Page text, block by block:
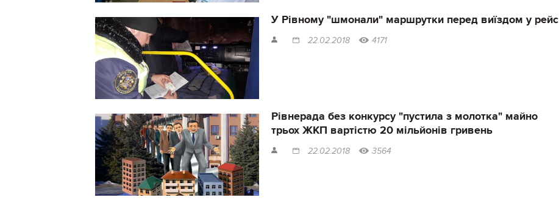
У Рівному "шмонали" маршрутки перед виїздом у рейс
22.02.2018 4171
Рівнерада без конкурсу "пустила з молотка" майно
трьох ЖКП вартістю 20 мільйонів гривень
22.02.2018 3564